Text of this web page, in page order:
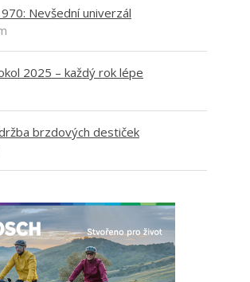
Nevšední univerzál
2025 – každý rok lépe
brzdových destiček